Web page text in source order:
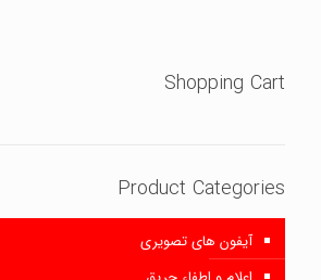
Shopping Cart
Product Categories
آیفون های تصویری